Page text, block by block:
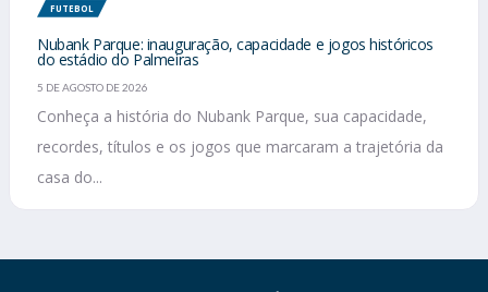
FUTEBOL
Nubank Parque: inauguração, capacidade e jogos históricos
do estádio do Palmeiras
5 DE AGOSTO DE 2026
Conheça a história do Nubank Parque, sua capacidade,
recordes, títulos e os jogos que marcaram a trajetória da
casa do...